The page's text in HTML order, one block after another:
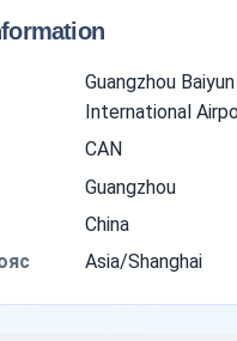
Guangzhou Baiyun
International
CAN
Guangzhou
China
Asia/Shanghai